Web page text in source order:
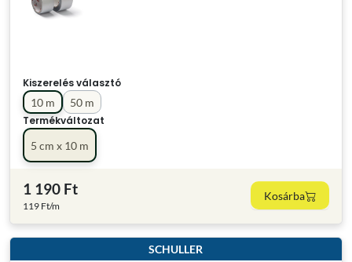
Kiszerelés választó
10 m
50 m
Termékváltozat
5 cm x 10 m
1 190 Ft
119 Ft/m
Kosárba
SCHULLER